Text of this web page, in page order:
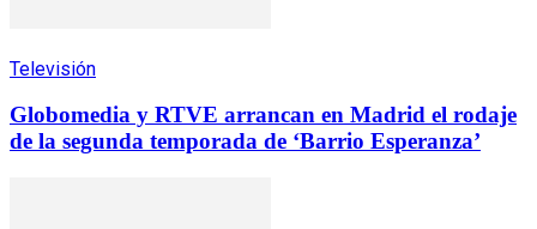
Televisión
Globomedia y RTVE arrancan en Madrid el rodaje
de la segunda temporada de ‘Barrio Esperanza’